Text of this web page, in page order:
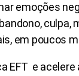
emoções
culpa,
em poucos
EFT e acelere